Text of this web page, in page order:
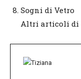
Sogni di Vetro
Altri articoli di